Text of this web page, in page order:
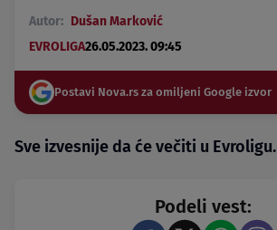
Autor: Dušan Marković
EVROLIGA26.05.2023. 09:45
Postavi Nova.rs za omiljeni Google izvor
Sve izvesnije da će večiti u Evroligu.
Podeli vest: